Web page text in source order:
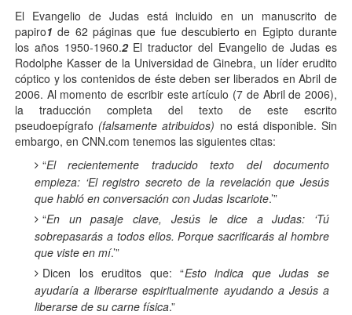
El Evangelio de Judas está incluido en un manuscrito de
papiro1 de 62 páginas que fue descubierto en Egipto durante
los años 1950-1960.2El traductor del Evangelio de Judas es
Rodolphe Kasser de la Universidad de Ginebra, un líder erudito
cóptico y los contenidos de éste deben ser liberados en Abril de
2006. Al momento de escribir este artículo (7 de Abril de 2006),
la traducción completa del texto de este escrito
pseudoepígrafo (falsamente atribuidos) no está disponible. Sin
embargo, en CNN.com tenemos las siguientes citas:
“El recientemente traducido texto del documento
empieza: ‘El registro secreto de la revelación que Jesús
que habló en conversación con Judas Iscariote.’”
“En un pasaje clave, Jesús le dice a Judas: ‘Tú
sobrepasarás a todos ellos. Porque sacrificarás al hombre
que viste en mí.’”
Dicen los eruditos que: “Esto indica que Judas se
ayudaría a liberarse espiritualmente ayudando a Jesús a
liberarse de su carne física.”